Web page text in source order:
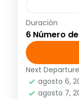
– Iguazú
hasta el
América,
1 Personas
Duración
6 Número
Next
agosto 6,
agosto 7,